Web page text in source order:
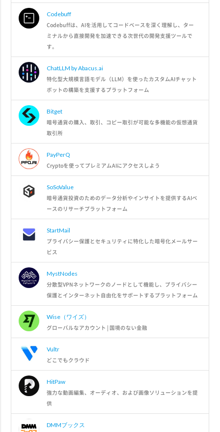
Codebuff
Codebuffは、AIを活用してコードベースを深く理解し、ター
ミナルから直接開発を加速できる次世代の開発支援ツールで
す。
ChatLLM by Abacus.ai
特化型大規模言語モデル（LLM）を使ったカスタムAIチャット
ボットの構築を支援するプラットフォーム
Bitget
暗号通貨の購入、取引、コピー取引が可能な多機能の仮想通貨
取引所
PayPerQ
Cryptoを使ってプレミアムAIにアクセスしよう
SoSoValue
暗号通貨投資のためのデータ分析やインサイトを提供するAIベ
ースのリサーチプラットフォーム
StartMail
プライバシー保護とセキュリティに特化した暗号化メールサー
ビス
MystNodes
分散型VPNネットワークのノードとして機能し、プライバシー
保護とインターネット自由化をサポートするプラットフォーム
Wise（ワイズ）
グローバルなアカウント | 国境のない金融
Vultr
どこでもクラウド
HitPaw
強力な動画編集、オーディオ、および画像ソリューションを提
供
DMMブックス